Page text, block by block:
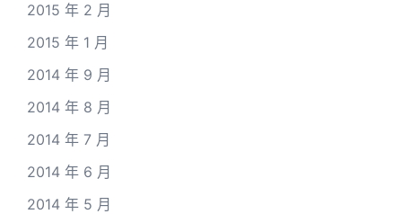
2015 年 2 月
2015 年 1 月
2014 年 9 月
2014 年 8 月
2014 年 7 月
2014 年 6 月
2014 年 5 月